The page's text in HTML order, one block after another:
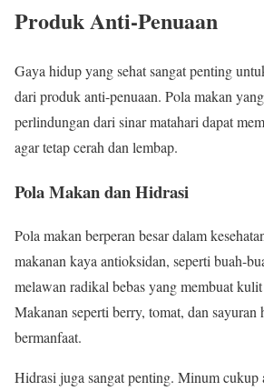
Produk Anti-Penuaan
Gaya hidup yang sehat sangat penting
dari produk anti-penuaan. Pola makan
perlindungan dari sinar matahari dapat
agar tetap cerah dan lembap.
Pola Makan dan Hidrasi
Pola makan berperan besar dalam
makanan kaya antioksidan, seperti buah-
melawan radikal bebas yang membuat
Makanan seperti berry, tomat, dan sayuran
bermanfaat.
Hidrasi juga sangat penting. Minum cukup